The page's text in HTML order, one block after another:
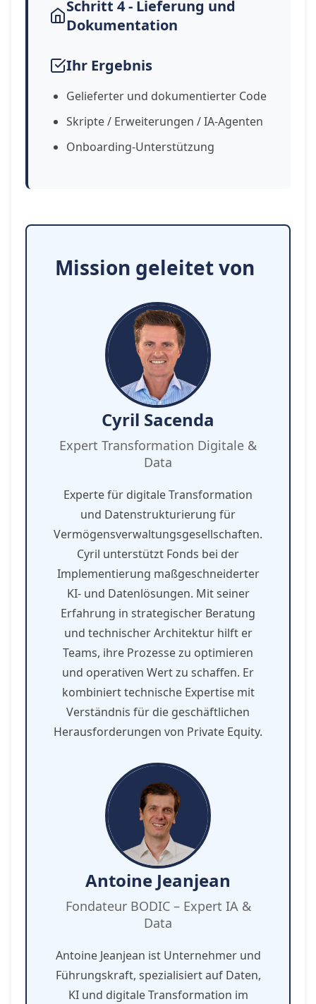
Schritt 4 - Lieferung und
Dokumentation
Ihr Ergebnis
Gelieferter und dokumentierter Code
Skripte / Erweiterungen / IA-Agenten
Onboarding-Unterstützung
Mission geleitet von
Cyril Sacenda
Expert Transformation Digitale &
Data
Experte für digitale Transformation
und Datenstrukturierung für
Vermögensverwaltungsgesellschaften.
Cyril unterstützt Fonds bei der
Implementierung maßgeschneiderter
KI- und Datenlösungen. Mit seiner
Erfahrung in strategischer Beratung
und technischer Architektur hilft er
Teams, ihre Prozesse zu optimieren
und operativen Wert zu schaffen. Er
kombiniert technische Expertise mit
Verständnis für die geschäftlichen
Herausforderungen von Private Equity.
Antoine Jeanjean
Fondateur BODIC – Expert IA &
Data
Antoine Jeanjean ist Unternehmer und
Führungskraft, spezialisiert auf Daten,
KI und digitale Transformation im